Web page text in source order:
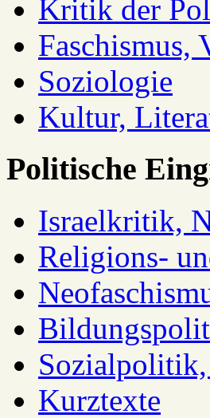
Kritik der
Faschismus,
Soziologie
Kultur,
Politische
Israelkritik,
Religions-
Kurztexte